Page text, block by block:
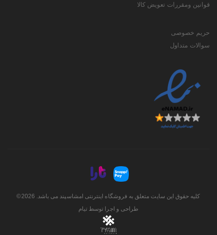
قوانین ومقررات تعویض کالا
حریم خصوصی
سوالات متداول
کلیه حقوق این سایت متعلق به فروشگاه اینترنتی امشاسپند می باشد. 2026©
طراحی و اجرا توسط تیام